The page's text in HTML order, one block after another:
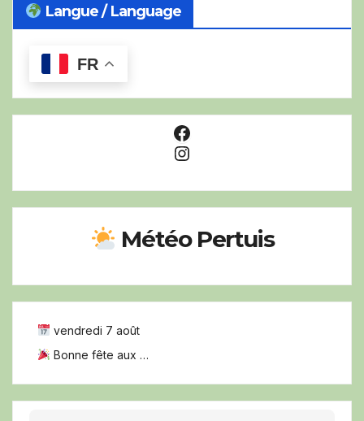
Langue / Language
FR
Facebook
Instagram
Météo Pertuis
vendredi 7 août
Bonne fête aux …